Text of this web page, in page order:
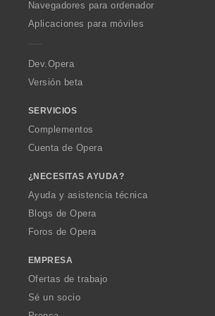
O
p
a
Navegadores para ordenador
Aplicaciones para móviles
Dev.Opera
Versión beta
SERVICIOS
Complementos
Cuenta de Opera
¿NECESITAS AYUDA?
Ayuda y asistencia técnica
Blogs de Opera
Foros de Opera
EMPRESA
Ofertas de trabajo
Sé un socio